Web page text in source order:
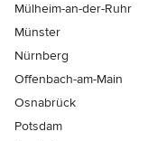
Mülheim-an-der-Ruhr
Münster
Nürnberg
Offenbach-am-Main
Osnabrück
Potsdam